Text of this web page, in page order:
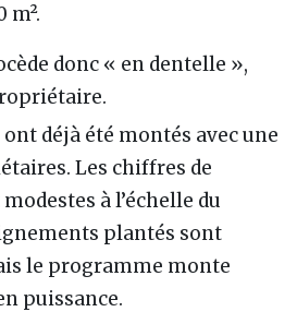
m².
donc « en dentelle »,
déjà été montés avec une
Les chiffres de
à l’échelle du
plantés sont
le programme monte
puissance.